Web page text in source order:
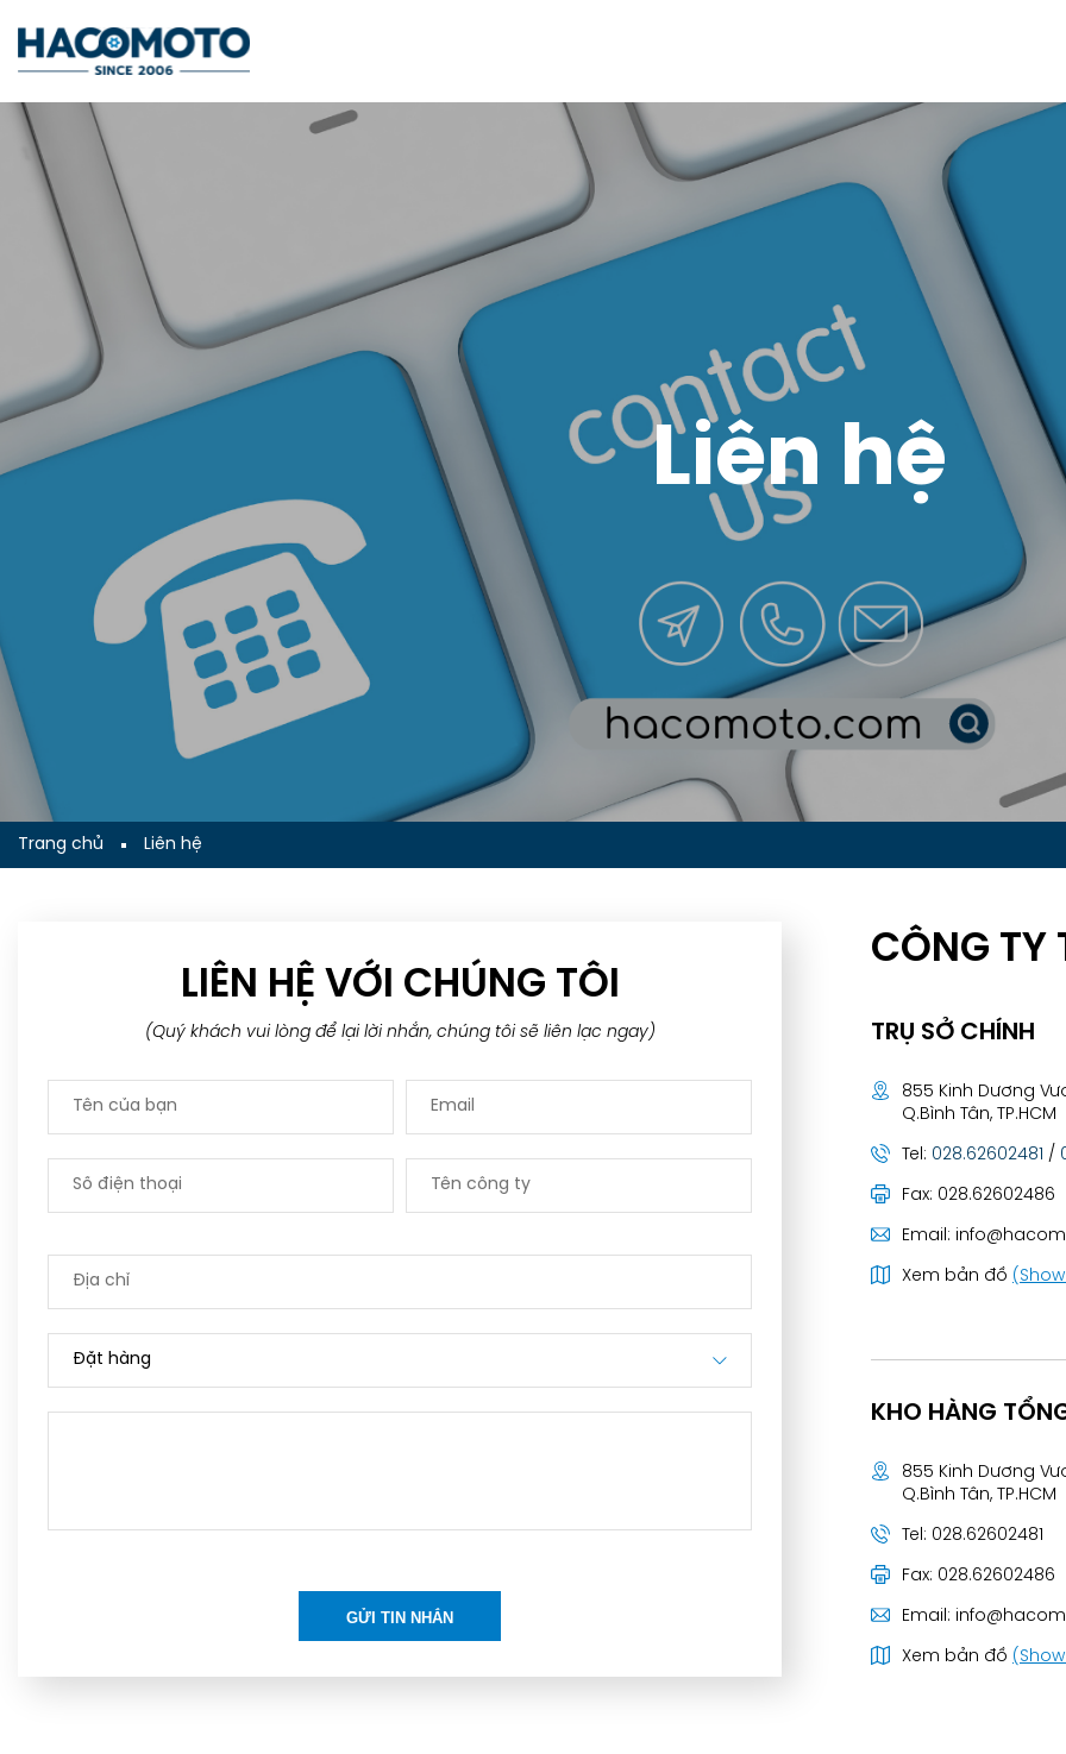
Liên hệ
Trang chủ Liên hệ
LIÊN HỆ VỚI CHÚNG TÔI
(Quý khách vui lòng để lại lời nhắn, chúng tôi sẽ liên lạc ngay)
CÔNG TY
TRỤ SỞ CHÍNH
855 Kinh Dương
Q.Bình Tân, TP.HCM
Tel: 028.62602481 /
Fax: 028.62602486
Email:
Xem bản đồ
KHO HÀNG
855 Kinh Dương
Q.Bình Tân, TP.HCM
Tel: 028.62602481
Fax: 028.62602486
Email:
Xem bản đồ